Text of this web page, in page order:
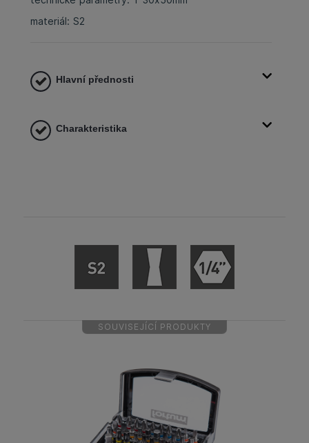
materiál: S2
Hlavní přednosti
Charakteristika
SOUVISEJÍCÍ PRODUKTY